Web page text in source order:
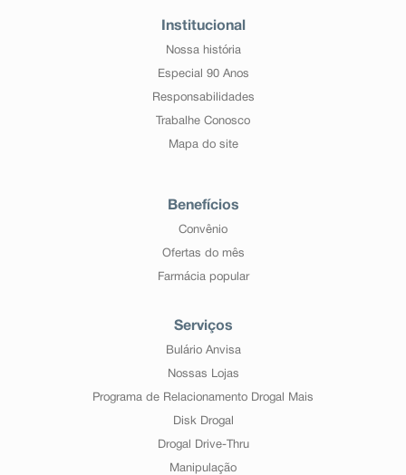
Institucional
Nossa história
Especial 90 Anos
Responsabilidades
Trabalhe Conosco
Mapa do site
Benefícios
Convênio
Ofertas do mês
Farmácia popular
Serviços
Bulário Anvisa
Nossas Lojas
Programa de Relacionamento Drogal Mais
Disk Drogal
Drogal Drive-Thru
Manipulação